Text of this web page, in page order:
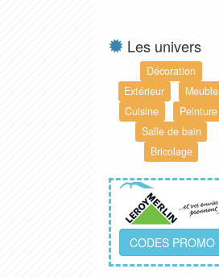
Les univers
Décoration
Extérieur
Meuble
Cuisine
Peinture
Salle de bain
Bricolage
CODES PROMO